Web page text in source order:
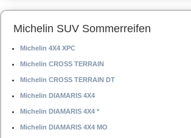
Michelin SUV Sommerreifen
Michelin 4X4 XPC
Michelin CROSS TERRAIN
Michelin CROSS TERRAIN DT
Michelin DIAMARIS 4X4
Michelin DIAMARIS 4X4 *
Michelin DIAMARIS 4X4 MO